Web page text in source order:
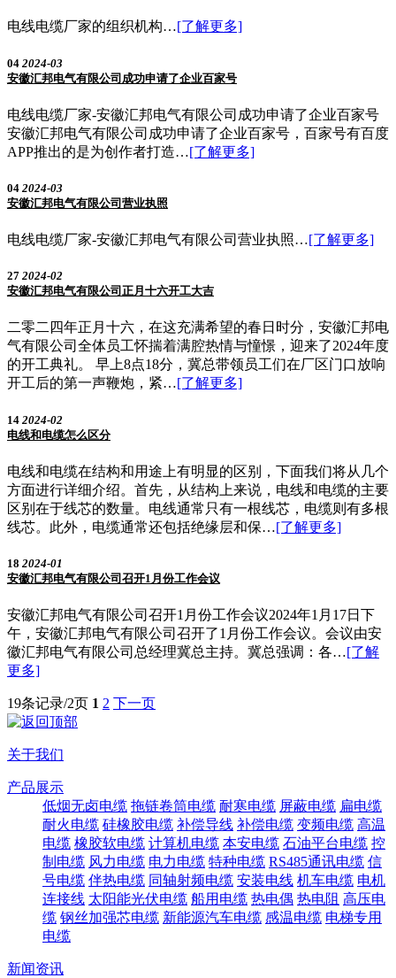
电线电缆厂家的组织机构…[了解更多]
04 2024-03
安徽汇邦电气有限公司成功申请了企业百家号
电线电缆厂家-安徽汇邦电气有限公司成功申请了企业百家号
安徽汇邦电气有限公司成功申请了企业百家号，百家号有百度
APP推出的是为创作者打造…[了解更多]
04 2024-03
安徽汇邦电气有限公司营业执照
电线电缆厂家-安徽汇邦电气有限公司营业执照…[了解更多]
27 2024-02
安徽汇邦电气有限公司正月十六开工大吉
二零二四年正月十六，在这充满希望的春日时分，安徽汇邦电
气有限公司全体员工怀揣着满腔热情与憧憬，迎来了2024年度
的开工典礼。 早上8点18分，冀总带领员工们在厂区门口放响
开工后的第一声鞭炮，紧…[了解更多]
14 2024-02
电线和电缆怎么区分
电线和电缆在结构和用途上有明显的区别，下面我们将从几个
方面进行详细介绍。首先，从结构上来说，电线和电缆的主要
区别在于线芯的数量。电线通常只有一根线芯，电缆则有多根
线芯。此外，电缆通常还包括绝缘层和保…[了解更多]
18 2024-01
安徽汇邦电气有限公司召开1月份工作会议
安徽汇邦电气有限公司召开1月份工作会议2024年1月17日下
午，安徽汇邦电气有限公司召开了1月份工作会议。会议由安
徽汇邦电气有限公司总经理冀总主持。冀总强调：各…[了解
更多]
19条记录/2页 1 2 下一页
关于我们
产品展示
低烟无卤电缆 拖链卷筒电缆 耐寒电缆 屏蔽电缆 扁电缆
耐火电缆 硅橡胶电缆 补偿导线 补偿电缆 变频电缆 高温
电缆 橡胶软电缆 计算机电缆 本安电缆 石油平台电缆 控
制电缆 风力电缆 电力电缆 特种电缆 RS485通讯电缆 信
号电缆 伴热电缆 同轴射频电缆 安装电线 机车电缆 电机
连接线 太阳能光伏电缆 船用电缆 热电偶 热电阻 高压电
缆 钢丝加强芯电缆 新能源汽车电缆 感温电缆 电梯专用
电缆
新闻资讯